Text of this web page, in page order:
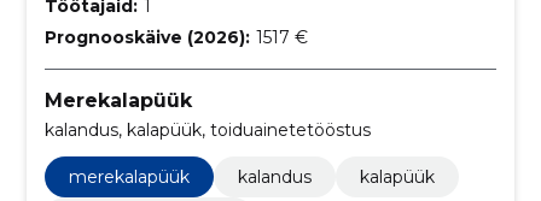
Töötajaid: 1
Prognooskäive (2026): 1517 €
Merekalapüük
kalandus, kalapüük, toiduainetetööstus
merekalapüük kalandus
kalapüük